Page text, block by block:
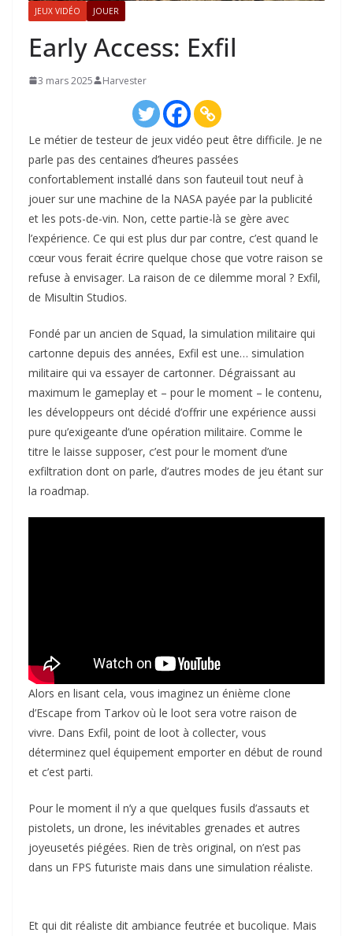
JEUX VIDÉO JOUER
Early Access: Exfil
3 mars 2025 Harvester
Le métier de testeur de jeux vidéo peut être difficile. Je ne
parle pas des centaines d’heures passées
confortablement installé dans son fauteuil tout neuf à
jouer sur une machine de la NASA payée par la publicité
et les pots-de-vin. Non, cette partie-là se gère avec
l’expérience. Ce qui est plus dur par contre, c’est quand le
cœur vous ferait écrire quelque chose que votre raison se
refuse à envisager. La raison de ce dilemme moral ? Exfil,
de Misultin Studios.
Fondé par un ancien de Squad, la simulation militaire qui
cartonne depuis des années, Exfil est une… simulation
militaire qui va essayer de cartonner. Dégraissant au
maximum le gameplay et – pour le moment – le contenu,
les développeurs ont décidé d’offrir une expérience aussi
pure qu’exigeante d’une opération militaire. Comme le
titre le laisse supposer, c’est pour le moment d’une
exfiltration dont on parle, d’autres modes de jeu étant sur
la roadmap.
Alors en lisant cela, vous imaginez un énième clone
d’Escape from Tarkov où le loot sera votre raison de
vivre. Dans Exfil, point de loot à collecter, vous
déterminez quel équipement emporter en début de round
et c’est parti.
Pour le moment il n’y a que quelques fusils d’assauts et
pistolets, un drone, les inévitables grenades et autres
joyeusetés piégées. Rien de très original, on n’est pas
dans un FPS futuriste mais dans une simulation réaliste.
Et qui dit réaliste dit ambiance feutrée et bucolique. Mais